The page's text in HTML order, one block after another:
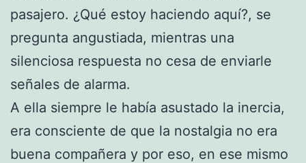
pasajero. ¿Qué estoy haciendo aquí?, se
pregunta angustiada, mientras una
silenciosa respuesta no cesa de enviarle
señales de alarma.
A ella siempre le había asustado la inercia,
era consciente de que la nostalgia no era
buena compañera y por eso, en ese mismo